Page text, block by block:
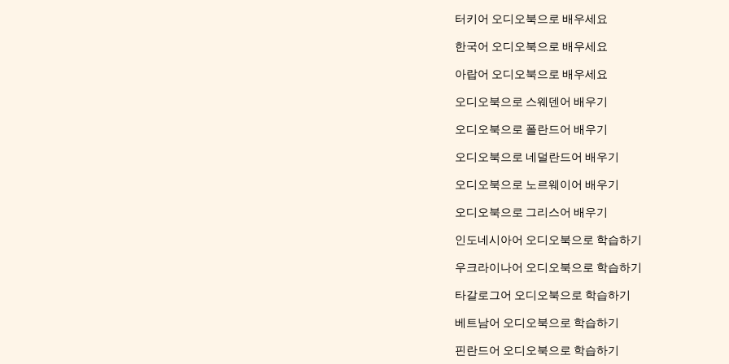
터키어 오디오북으로 배우세요
한국어 오디오북으로 배우세요
아랍어 오디오북으로 배우세요
오디오북으로 스웨덴어 배우기
오디오북으로 폴란드어 배우기
오디오북으로 네덜란드어 배우기
오디오북으로 노르웨이어 배우기
오디오북으로 그리스어 배우기
인도네시아어 오디오북으로 학습하기
우크라이나어 오디오북으로 학습하기
타갈로그어 오디오북으로 학습하기
베트남어 오디오북으로 학습하기
핀란드어 오디오북으로 학습하기